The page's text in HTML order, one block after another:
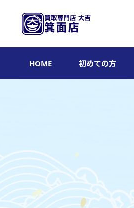
HOME 初めての方